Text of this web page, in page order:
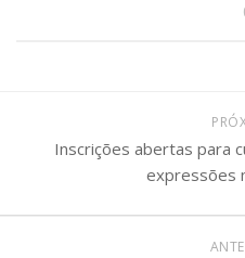
Inscrições abertas para
expressões